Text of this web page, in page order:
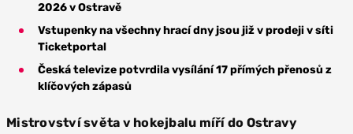
2026 v Ostravě
Vstupenky na všechny hrací dny jsou již v prodeji v síti
Ticketportal
Česká televize potvrdila vysílání 17 přímých přenosů z
klíčových zápasů
Mistrovství světa v hokejbalu míří do Ostravy